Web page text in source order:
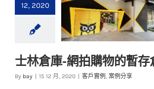
12, 2020
士林倉庫-網拍購物的暫存
By bay | 15 12 月, 2020 | 客戶實例 案例分享